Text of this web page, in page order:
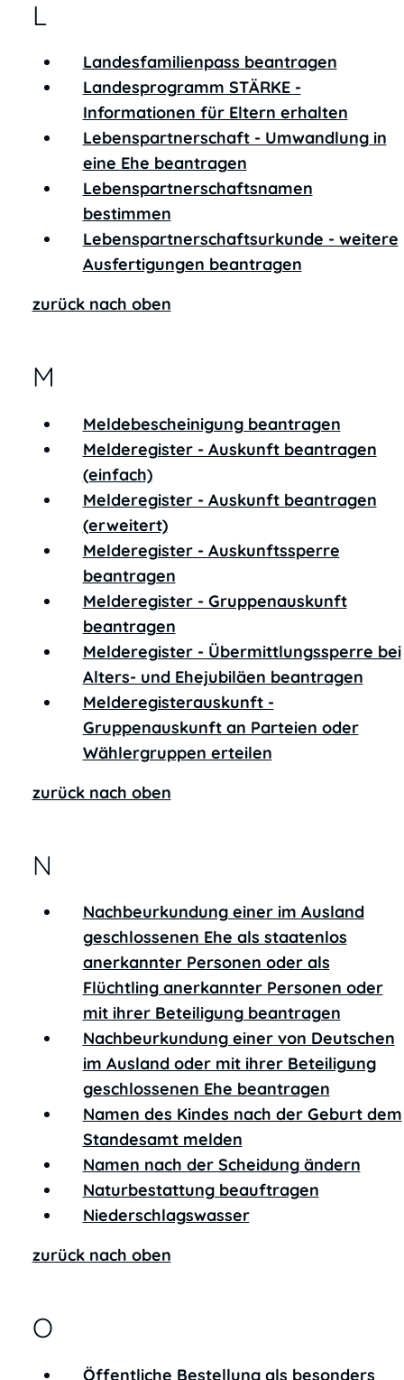
L
Landesfamilienpass beantragen
Landesprogramm STÄRKE -
Informationen für Eltern erhalten
Lebenspartnerschaft - Umwandlung in
eine Ehe beantragen
Lebenspartnerschaftsnamen
bestimmen
Lebenspartnerschaftsurkunde - weitere
Ausfertigungen beantragen
zurück nach oben
M
Meldebescheinigung beantragen
Melderegister - Auskunft beantragen
(einfach)
Melderegister - Auskunft beantragen
(erweitert)
Melderegister - Auskunftssperre
beantragen
Melderegister - Gruppenauskunft
beantragen
Melderegister - Übermittlungssperre bei
Alters- und Ehejubiläen beantragen
Melderegisterauskunft -
Gruppenauskunft an Parteien oder
Wählergruppen erteilen
zurück nach oben
N
Nachbeurkundung einer im Ausland
geschlossenen Ehe als staatenlos
anerkannter Personen oder als
Flüchtling anerkannter Personen oder
mit ihrer Beteiligung beantragen
Nachbeurkundung einer von Deutschen
im Ausland oder mit ihrer Beteiligung
geschlossenen Ehe beantragen
Namen des Kindes nach der Geburt dem
Standesamt melden
Namen nach der Scheidung ändern
Naturbestattung beauftragen
Niederschlagswasser
zurück nach oben
O
Öffentliche Bestellung als besonders